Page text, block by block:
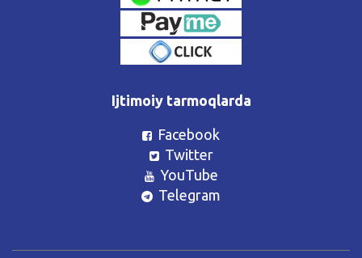
Ijtimoiy tarmoqlarda
Facebook
Twitter
YouTube
Telegram